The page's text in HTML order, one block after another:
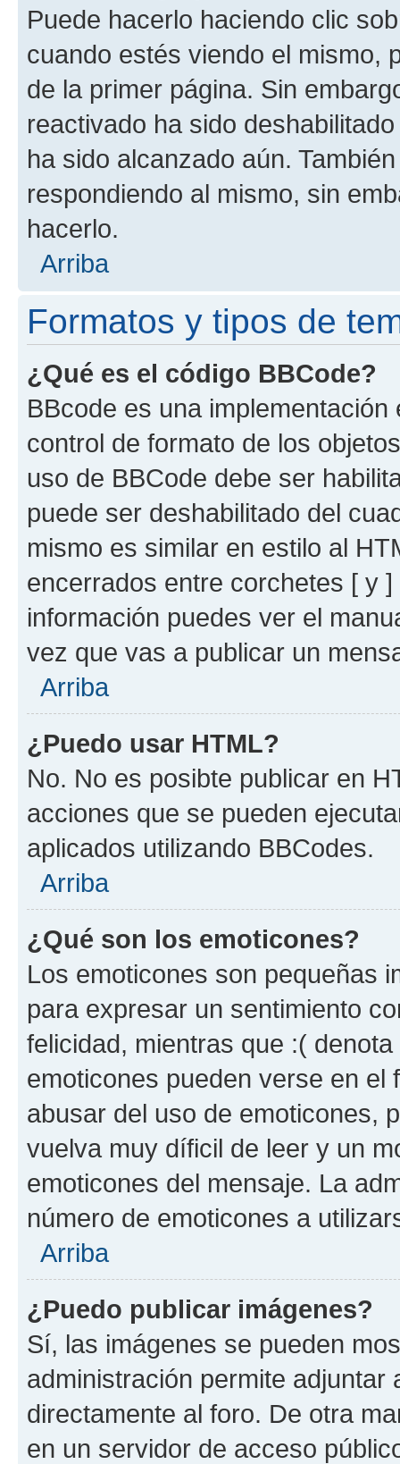
Puede hacerlo haciendo clic
cuando estés viendo el mismo,
de la primer página. Sin
reactivado ha sido
ha sido alcanzado aún.
respondiendo al mismo, sin
hacerlo.
Arriba
Formatos y tipos de
¿Qué es el código BBCode?
BBcode es una
control de formato de los
uso de BBCode debe ser
puede ser deshabilitado del
mismo es similar en estilo al
encerrados entre corchetes [ y
información puedes ver el
vez que vas a publicar un
Arriba
¿Puedo usar HTML?
No. No es posibte publicar en
acciones que se pueden
aplicados utilizando BBCodes.
Arriba
¿Qué son los emoticones?
Los emoticones son pequeñas
para expresar un sentimiento
felicidad, mientras que :(
emoticones pueden verse en el
abusar del uso de emoticones,
vuelva muy díficil de leer y un
emoticones del mensaje. La
número de emoticones a
Arriba
¿Puedo publicar imágenes?
Sí, las imágenes se pueden
administración permite
directamente al foro. De otra
en un servidor de acceso